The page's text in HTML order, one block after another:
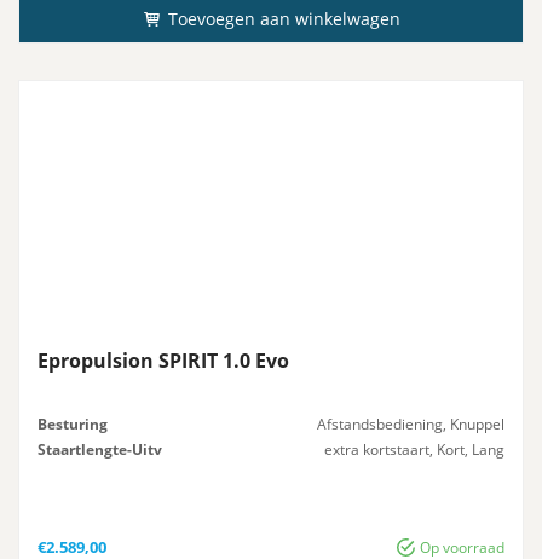
Toevoegen aan winkelwagen
Epropulsion SPIRIT 1.0 Evo
Besturing
Afstandsbediening, Knuppel
Staartlengte-Uitv
extra kortstaart, Kort, Lang
Op voorraad
€2.589,00